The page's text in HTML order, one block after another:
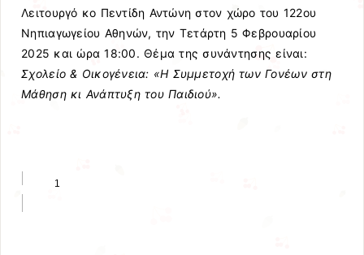
Λειτουργό κο Πεντίδη Αντώνη στον χώρο του 122ου
Νηπιαγωγείου Αθηνών, την Τετάρτη 5 Φεβρουαρίου
2025 και ώρα 18:00. Θέμα της συνάντησης είναι:
Σχολείο & Οικογένεια: «Η Συμμετοχή των Γονέων στη
Μάθηση κι Ανάπτυξη του Παιδιού».